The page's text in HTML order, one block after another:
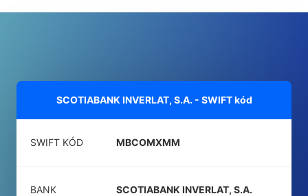
SCOTIABANK INVERLAT, S.A. - SWIFT kód
SWIFT KÓD MBCOMXMM
BANK SCOTIABANK INVERLAT, S.A.